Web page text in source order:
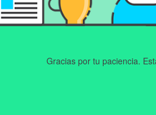
Gracias por tu paciencia.